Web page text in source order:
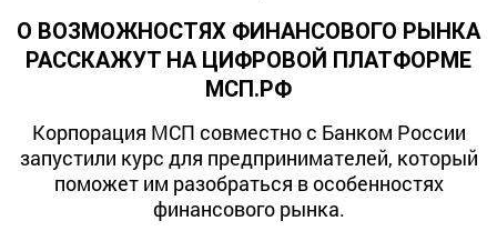
О ВОЗМОЖНОСТЯХ ФИНАНСОВОГО РЫНКА
РАССКАЖУТ НА ЦИФРОВОЙ ПЛАТФОРМЕ
МСП.РФ
Корпорация МСП совместно с Банком России
запустили курс для предпринимателей, который
поможет им разобраться в особенностях
финансового рынка.